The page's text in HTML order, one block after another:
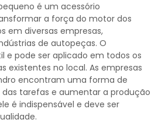
é um acessório
a força do motor dos
em diversas empresas,
de autopeças. O
e pode ser aplicado em todos os
existentes no local. As empresas
encontram uma forma de
tarefas e aumentar a produção
é indispensável e deve ser